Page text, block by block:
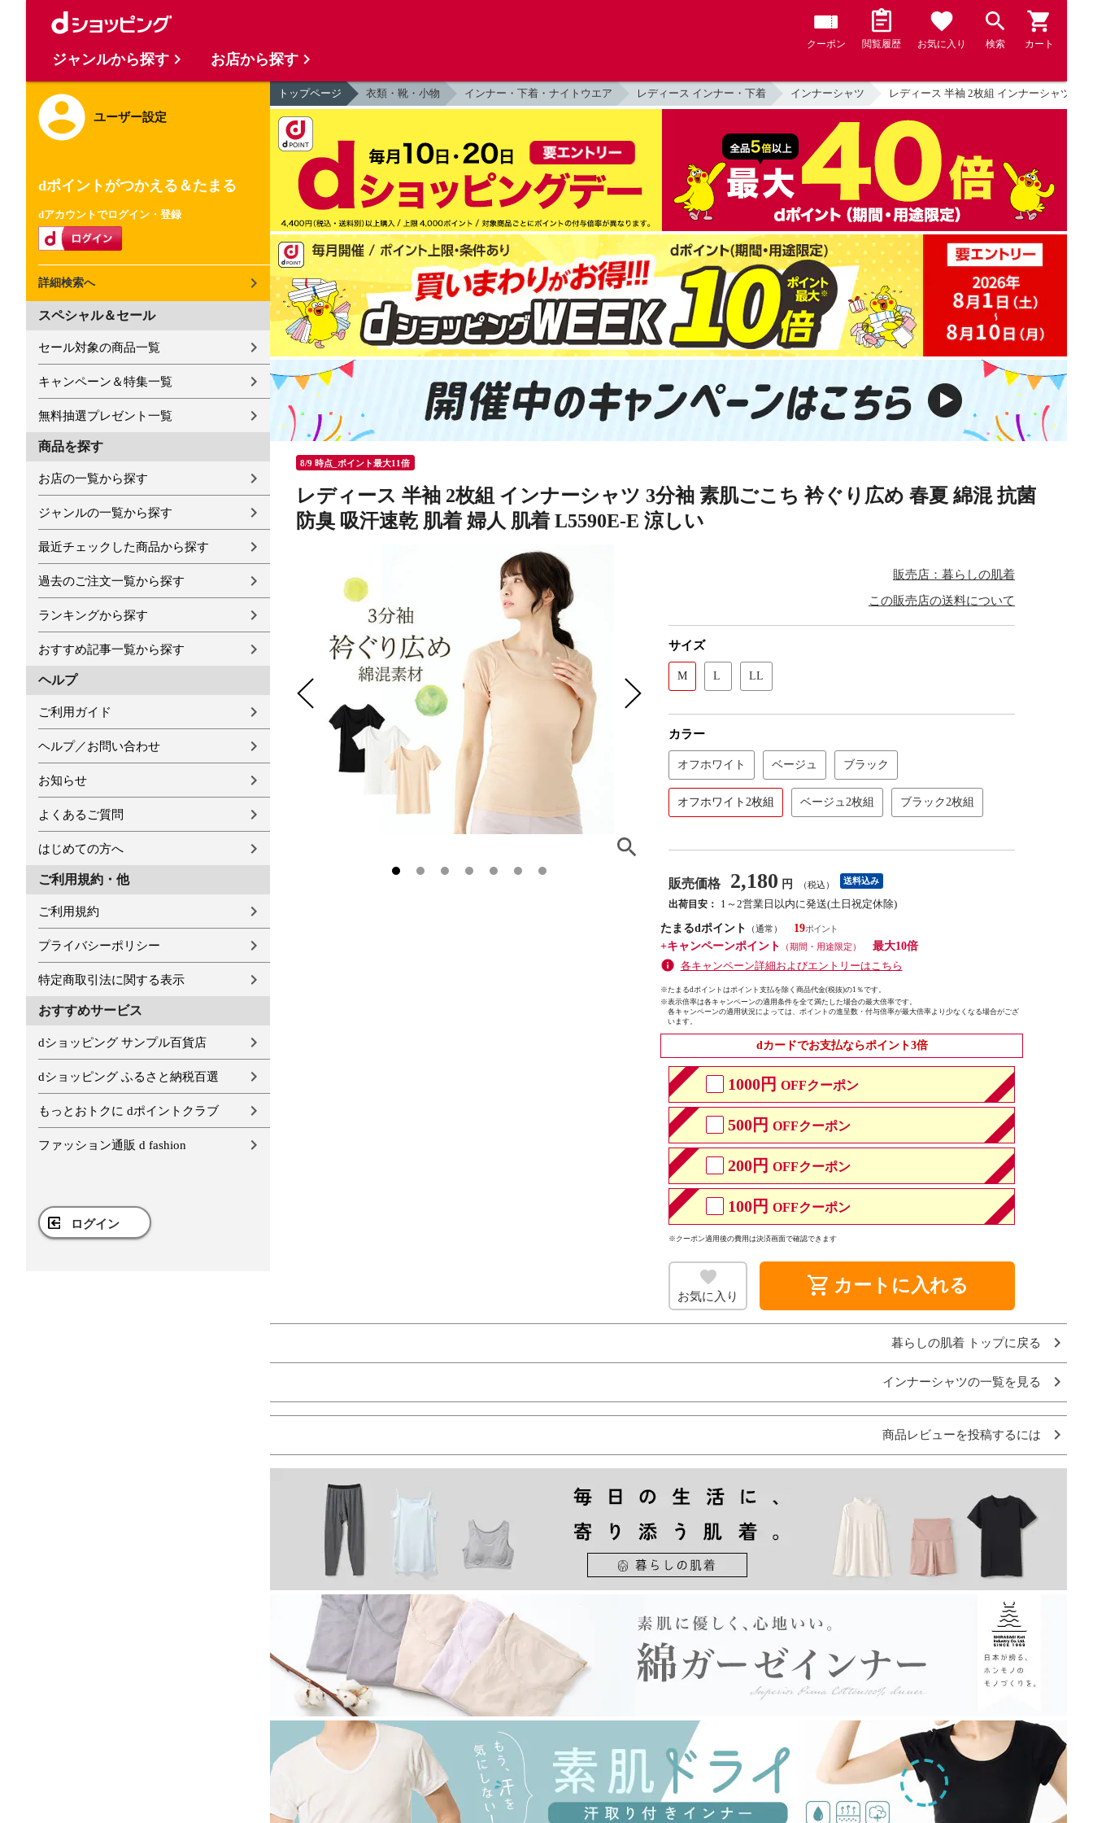
クーポン 閲覧履歴 お気に入り 検索 カート
ユーザー設定
dポイントがつかえる＆たまる
dアカウントでログイン・登録
詳細検索へ
スペシャル＆セール
セール対象の商品一覧
キャンペーン＆特集一覧
無料抽選プレゼント一覧
商品を探す
お店の一覧から探す
ジャンルの一覧から探す
最近チェックした商品から探す
過去のご注文一覧から探す
ランキングから探す
おすすめ記事一覧から探す
ヘルプ
ご利用ガイド
ヘルプ／お問い合わせ
お知らせ
よくあるご質問
はじめての方へ
ご利用規約・他
ご利用規約
プライバシーポリシー
特定商取引法に関する表示
おすすめサービス
dショッピング サンプル百貨店
dショッピング ふるさと納税百選
もっとおトクに dポイントクラブ
ファッション通販 d fashion
ログイン
トップページ 衣類・靴・小物 インナー・下着・ナイトウエア レディース インナー・下着 インナーシャツ レディース 半袖 2枚組 インナーシャツ 3
8/9 時点_ポイント最大11倍
レディース 半袖 2枚組 インナーシャツ 3分袖 素肌ごこち 衿ぐり広め 春夏 綿混 抗菌
防臭 吸汗速乾 肌着 婦人 肌着 L5590E-E 涼しい
販売店：暮らしの肌着
この販売店の送料について
サイズ
M L LL
カラー
オフホワイト ベージュ ブラック
オフホワイト2枚組 ベージュ2枚組 ブラック2枚組
販売価格 2,180 円 （税込） 送料込み
出荷目安：
1～2営業日以内に発送(土日祝定休除)
たまるdポイント
（通常）
19
+キャンペーンポイント
（期間・用途限定）
最大10倍
各キャンペーン詳細およびエントリーはこちら
※たまるdポイントはポイント支払を除く商品代金(税抜)の1％です。
※表示倍率は各キャンペーンの適用条件を全て満たした場合の最大倍率です。
各キャンペーンの適用状況によっては、ポイントの進呈数・付与倍率が最大倍率より少なくなる場合がござ
います。
dカードでお支払ならポイント3倍
1000円 OFFクーポン
500円 OFFクーポン
200円 OFFクーポン
100円 OFFクーポン
※クーポン適用後の費用は決済画面で確認できます
お気に入り shopping_cart カートに入れる
暮らしの肌着 トップに戻る
インナーシャツの一覧を見る
商品レビューを投稿するには
ジャンルから探す お店から探す